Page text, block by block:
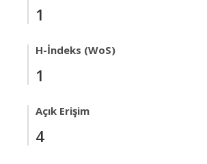
1
H-İndeks (WoS)
1
Açık Erişim
4